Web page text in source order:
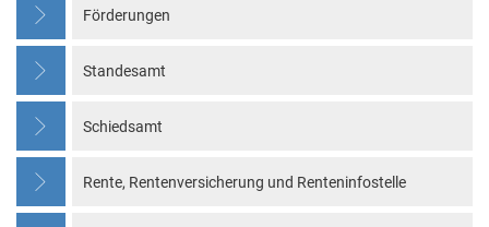
Förderungen
Standesamt
Schiedsamt
Rente, Rentenversicherung und Renteninfostelle